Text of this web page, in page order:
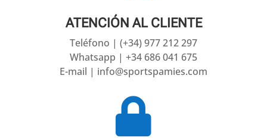
ATENCIÓN AL CLIENTE
Teléfono | (+34) 977 212 297
Whatsapp | +34 686 041 675
E-mail | info@sportspamies.com
